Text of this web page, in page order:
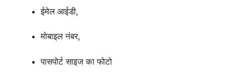
ईमेल आईडी,
मोबाइल नंबर,
पासपोर्ट साइज का फोटो